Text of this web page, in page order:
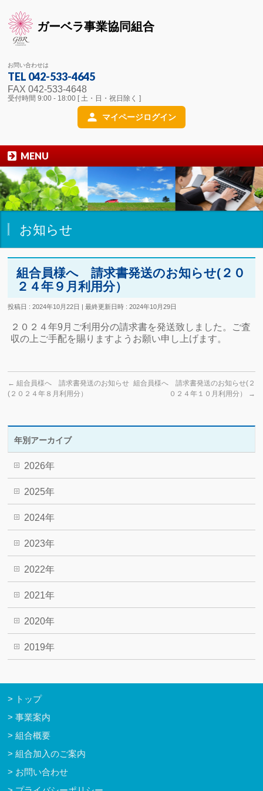
ガーベラ事業協同組合
マイページログイン
お問い合わせは
TEL 042-533-4645
FAX 042-533-4648
受付時間 9:00 - 18:00 [ 土・日・祝日除く ]
MENU
お知らせ
組合員様へ 請求書発送のお知らせ(２０
２４年９月利用分）
投稿日 : 2024年10月22日 最終更新日時 : 2024年10月29日
２０２４年9月ご利用分の請求書を発送致しました。ご査
収の上ご手配を賜りますようお願い申し上げます。
← 組合員様へ 請求書発送のお知らせ
(２０２４年８月利用分）
組合員様へ 請求書発送のお知らせ(２
０２４年１０月利用分）
→
年別アーカイブ
2026年
2025年
2024年
2023年
2022年
2021年
2020年
2019年
トップ
事業案内
組合概要
組合加入のご案内
お問い合わせ